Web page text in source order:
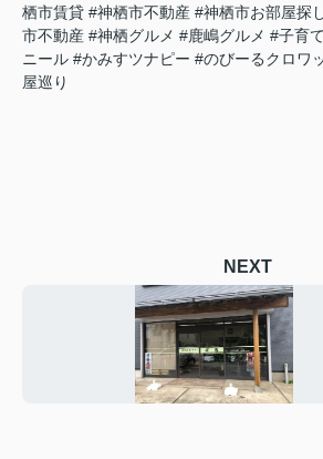
栖市賃貸 #神栖市不動産 #神栖市お部屋探
市不動産 #神栖グルメ #鹿嶋グルメ #子育
ニール #かみすツナピー #のびーるクロワ
屋巡り
NEXT